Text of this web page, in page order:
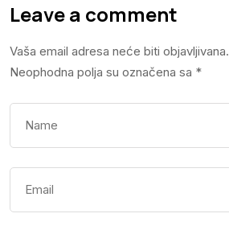
Leave a comment
Vaša email adresa neće biti objavljivana.
Neophodna polja su označena sa *